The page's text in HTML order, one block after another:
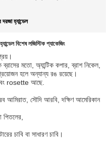
দরজা হ্যান্ডেল
বিশেষ লজিস্টিক প্যাকেজিং
মতো, অ্যান্টিক কপার, ব্রাশ নিকেল,
হলে অন্যান্য রঙ রয়েছে।
rosette আছে.
আমিরাত, সৌদি আরবি, দক্ষিণ আমেরিকান
পিতলের,
চাবি বা সাধারণ চাবি।